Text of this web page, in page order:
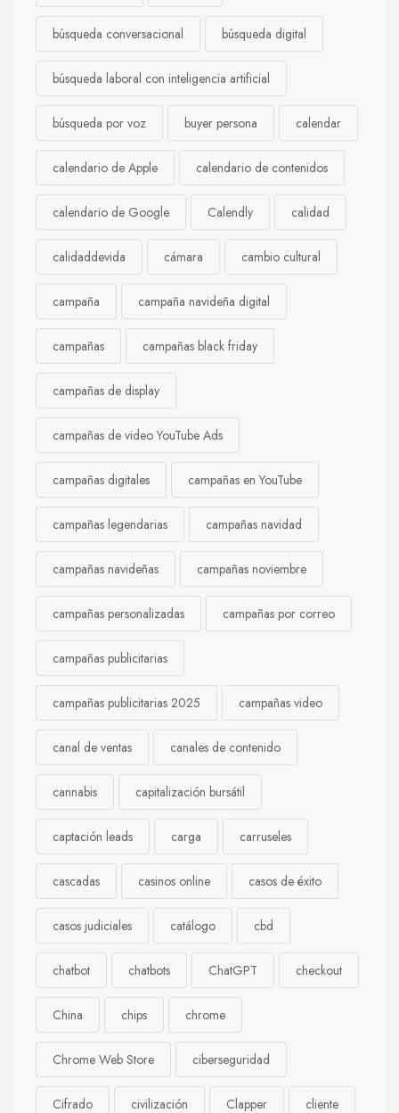
búsqueda conversacional búsqueda digital
búsqueda laboral con inteligencia artificial
búsqueda por voz buyer persona calendar
calendario de Apple calendario de contenidos
calendario de Google Calendly calidad
calidaddevida cámara cambio cultural
campaña campaña navideña digital
campañas campañas black friday
campañas de display
campañas de video YouTube Ads
campañas digitales campañas en YouTube
campañas legendarias campañas navidad
campañas navideñas campañas noviembre
campañas personalizadas campañas por correo
campañas publicitarias
campañas publicitarias 2025 campañas video
canal de ventas canales de contenido
cannabis capitalización bursátil
captación leads carga carruseles
cascadas casinos online casos de éxito
casos judiciales catálogo cbd
chatbot chatbots ChatGPT checkout
China chips chrome
Chrome Web Store ciberseguridad
Cifrado civilización Clapper cliente